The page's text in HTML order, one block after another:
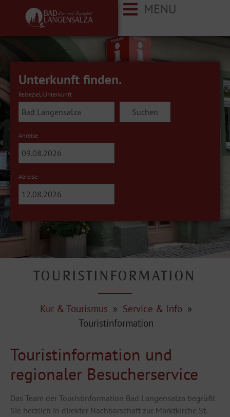
MENU
Unterkunft finden.
Reiseziel/Unterkunft
Suchen
Anreise
Abreise
TOURISTINFORMATION
Kur & Tourismus » Service & Info »
Touristinformation
Touristinformation und
regionaler Besucherservice
Das Team der Touristinformation Bad Langensalza begrüßt
Sie herzlich in direkter Nachbarschaft zur Marktkirche St.